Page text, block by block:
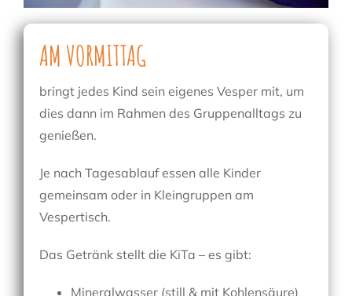
AM VORMITTAG
bringt jedes Kind sein eigenes Vesper mit, um
dies dann im Rahmen des Gruppenalltags zu
genießen.
Je nach Tagesablauf essen alle Kinder
gemeinsam oder in Kleingruppen am
Vespertisch.
Das Getränk stellt die KiTa – es gibt:
Mineralwasser (still & mit Kohlensäure)